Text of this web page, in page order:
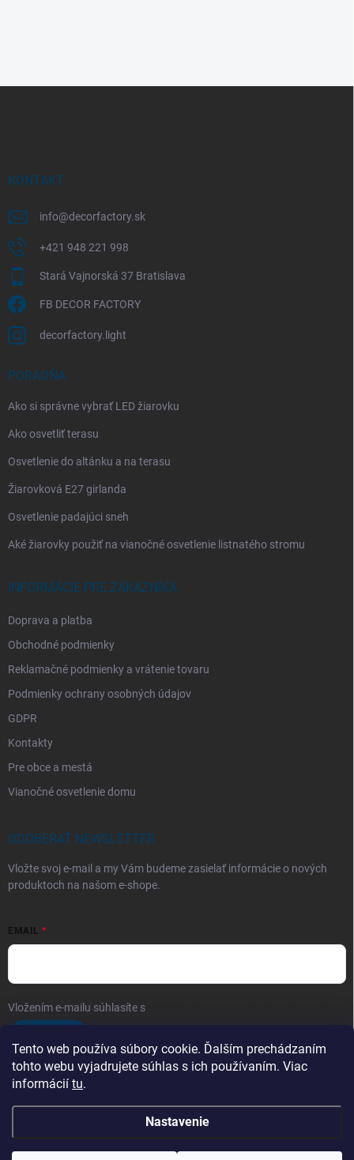
Tento web používa súbory cookie. Ďalším prechádzaním
tohto webu vyjadrujete súhlas s ich používaním. Viac
informácií tu.
Nastavenie
KONTAKT
info@decorfactory.sk
+421 948 221 998
Stará Vajnorská 37 Bratislava
FB DECOR FACTORY
decorfactory.light
PORADŇA
Ako si správne vybrať LED žiarovku
Ako osvetliť terasu
Osvetlenie do altánku a na terasu
Žiarovková E27 girlanda
Osvetlenie padajúci sneh
Aké žiarovky použiť na vianočné osvetlenie listnatého stromu
INFORMÁCIE PRE ZÁKAZNÍKA
Doprava a platba
Obchodné podmienky
Reklamačné podmienky a vrátenie tovaru
Podmienky ochrany osobných údajov
GDPR
Kontakty
Pre obce a mestá
Vianočné osvetlenie domu
ODOBERAŤ NEWSLETTER
Vložte svoj e-mail a my Vám budeme zasielať informácie o nových
produktoch na našom e-shope.
EMAIL
Vložením e-mailu súhlasíte s
Telefón